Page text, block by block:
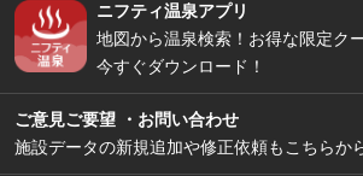
ニフティ温泉アプリ
地図から温泉検索！お得な限定ク
今すぐダウンロード！
ご意見ご要望 ・お問い合わせ
施設データの新規追加や修正依頼もこちらか